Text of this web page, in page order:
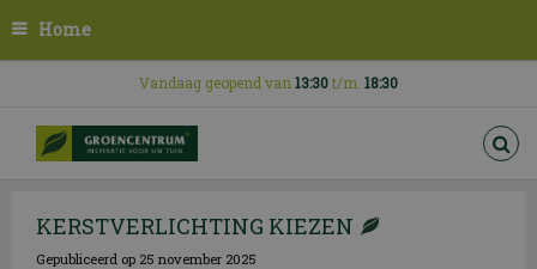
n
Home
Vandaag geopend van 13:30t/m. 18:30
KERSTVERLICHTING KIEZEN
Gepubliceerd op 25 november 2025